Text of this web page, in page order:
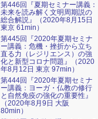
第446回『夏期セミナー講義：
未来を読み解く文明周期説の
総合解説』（2020年8月15日
東京 61min）
第445回『2020年夏期セミナ
ー講義：危機・挫折から立ち
直る力（レジリエンス）の強
化と新型コロナ問題』（2020
年8月12日 東京 97min）
第444回『2020年夏期セミナ
ー講義：ヨーガ・仏教の修行
と自然免疫の強化の重要性』
（2020年8月9日 大阪
80min）